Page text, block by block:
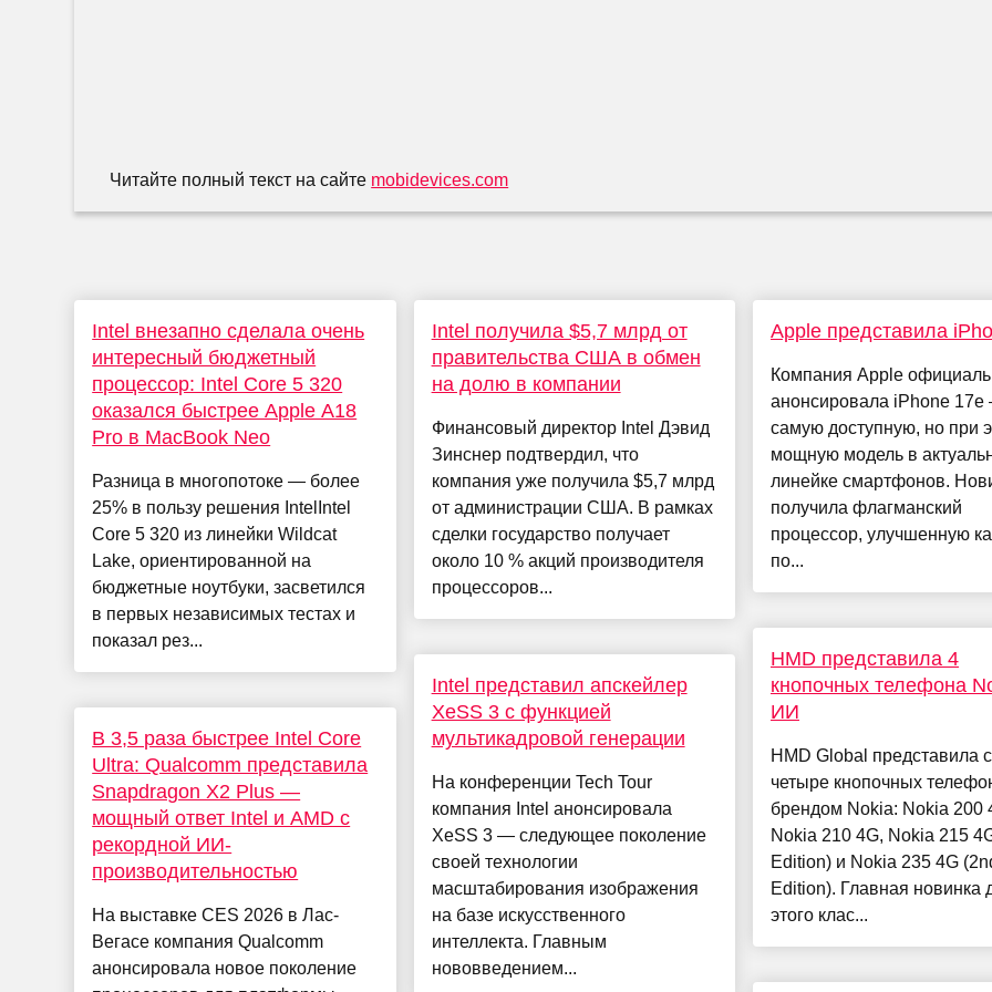
Читайте полный текст на сайте mobidevices.com
Intel внезапно сделала очень
интересный бюджетный
процессор: Intel Core 5 320
оказался быстрее Apple A18
Pro в MacBook Neo
Разница в многопотоке — более
25% в пользу решения IntelIntel
Core 5 320 из линейки Wildcat
Lake, ориентированной на
бюджетные ноутбуки, засветился
в первых независимых тестах и
показал рез...
В 3,5 раза быстрее Intel Core
Ultra: Qualcomm представила
Snapdragon X2 Plus —
мощный ответ Intel и AMD с
рекордной ИИ-
производительностью
На выставке CES 2026 в Лас-
Вегасе компания Qualcomm
анонсировала новое поколение
Intel получила $5,7 млрд от
правительства США в обмен
на долю в компании
Финансовый директор Intel Дэвид
Зинснер подтвердил, что
компания уже получила $5,7 млрд
от администрации США. В рамках
сделки государство получает
около 10 % акций производителя
процессоров...
Intel представил апскейлер
XeSS 3 с функцией
мультикадровой генерации
На конференции Tech Tour
компания Intel анонсировала
XeSS 3 — следующее поколение
своей технологии
масштабирования изображения
на базе искусственного
интеллекта. Главным
нововведением...
Apple представила
Компания Apple
анонсировала iPhone
самую доступную, но при
мощную модель в
линейке смартфонов.
получила флагманский
процессор, улучшенную
по...
HMD представила 4
кнопочных телефона
ИИ
HMD Global представила
четыре кнопочных
брендом Nokia: Nokia 200
Nokia 210 4G, Nokia 215
Edition) и Nokia 235 4G
Edition). Главная новинка
этого клас...